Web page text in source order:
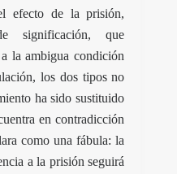
efecto de la prisión,
significación, que
la ambigua condición
los dos tipos no
ha sido sustituido
en contradicción
como una fábula: la
a la prisión seguirá